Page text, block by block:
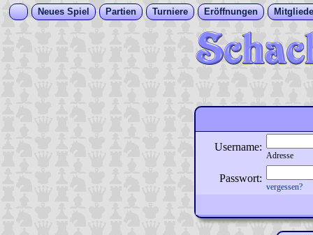
Neues Spiel Partien Turniere Eröffnungen
Username:
Adresse
Passwort:
vergessen?